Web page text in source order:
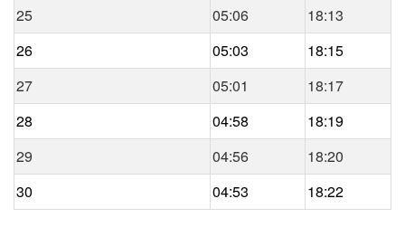
25
05:06
18:13
26
05:03
18:15
27
05:01
18:17
28
04:58
18:19
29
04:56
18:20
30
04:53 18:22